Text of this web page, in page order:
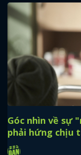
Góc nhìn về sự
phải hứng chịu